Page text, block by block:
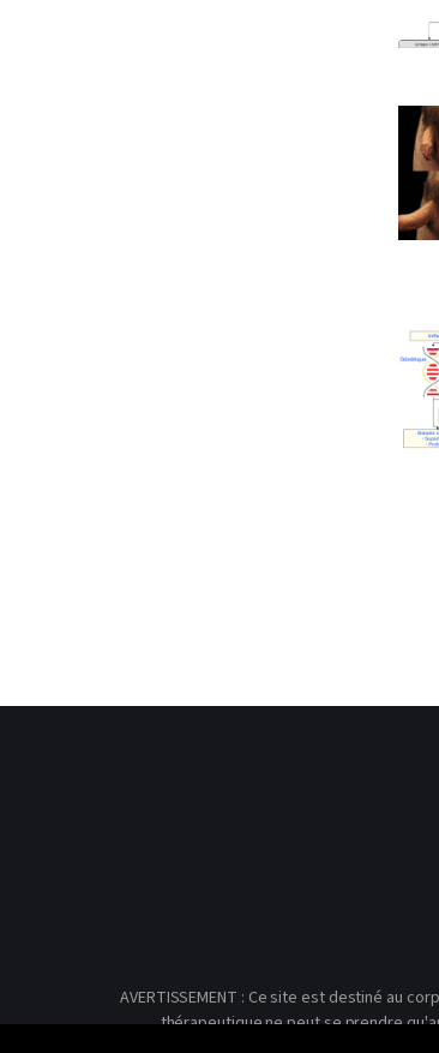
AVERTISSEMENT : Ce site est destiné au
thérapeutique ne peut se prendre